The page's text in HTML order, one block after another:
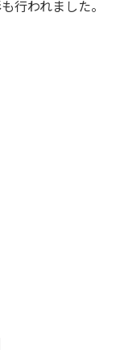
行われました。